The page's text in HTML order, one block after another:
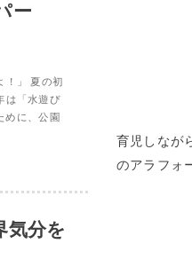
ー
！」 夏の初
は「水遊び
めに、公園
気分を
育児しなが
のアラフォ